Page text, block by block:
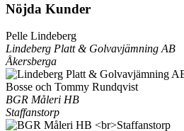
Nöjda Kunder
Pelle Lindeberg
Lindeberg Platt & Golvavjämning AB
Åkersberga
Bosse och Tommy Rundqvist
BGR Måleri HB
Staffanstorp